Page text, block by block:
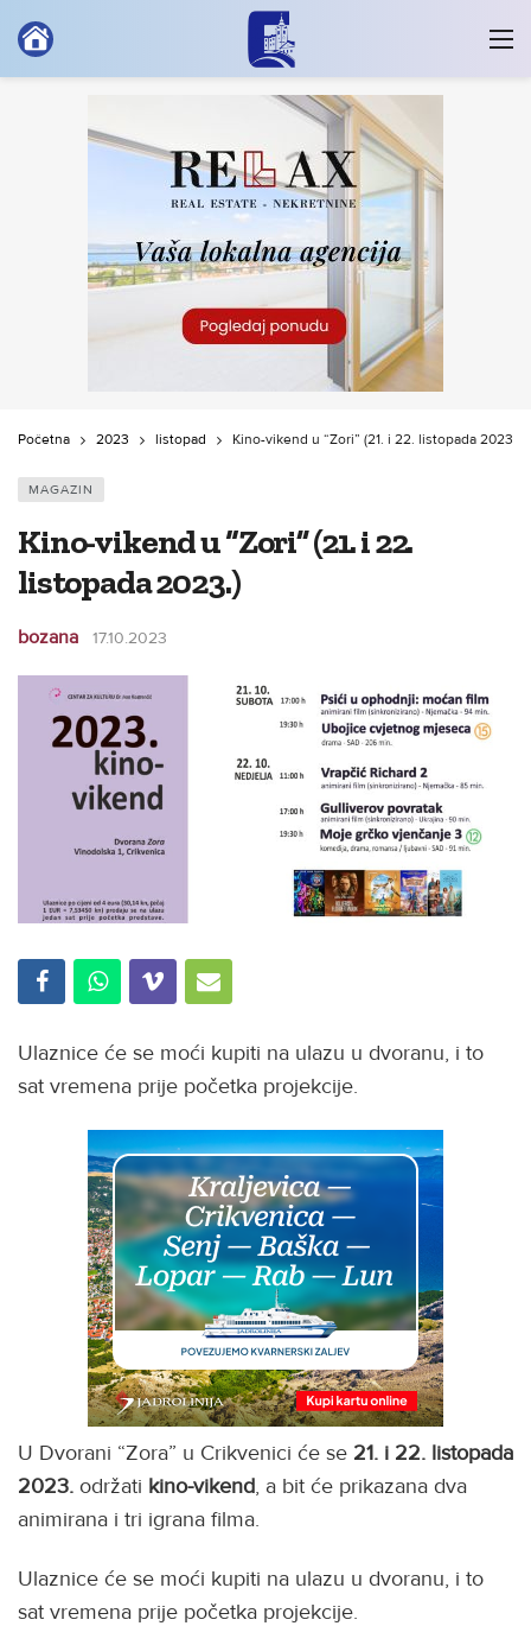
Početna 2023 listopad Kino-vikend u “Zori” (21. i 22. listopada 2023.)
MAGAZIN
Kino-vikend u “Zori” (21. i 22.
listopada 2023.)
bozana 17.10.2023
Ulaznice će se moći kupiti na ulazu u dvoranu, i to
sat vremena prije početka projekcije.
U Dvorani “Zora” u Crikvenici će se 21. i 22. listopada
2023. održati kino-vikend, a bit će prikazana dva
animirana i tri igrana filma.
Ulaznice će se moći kupiti na ulazu u dvoranu, i to
sat vremena prije početka projekcije.